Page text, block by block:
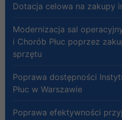
Dotacja celowa na zakupy
Modernizacja sal
i Chorób Płuc poprzez
sprzętu
Poprawa dostępności
Płuc w Warszawie
Poprawa efektywności